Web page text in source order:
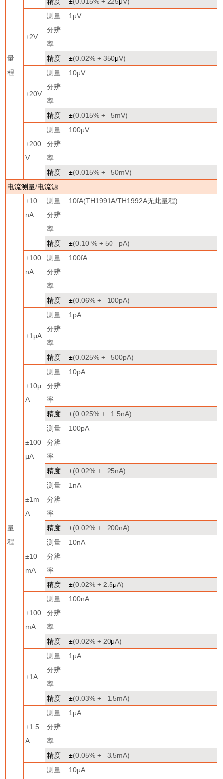
量
程
精度 ±(0.015% + 225μV)
±2V
测量
分辨
率
1μV
精度 ±(0.02% + 350μV)
±20V
测量
分辨
率
10μV
精度 ±(0.015% + 5mV)
±200
V
测量
分辨
率
100μV
精度 ±(0.015% + 50mV)
电流测量/电流源
量
程
±10
nA
测量
分辨
率
10fA(TH1991A/TH1992A无此量程)
精度 ±(0.10 % + 50 pA)
±100
nA
测量
分辨
率
100fA
精度 ±(0.06% + 100pA)
±1μA
测量
分辨
率
1pA
精度 ±(0.025% + 500pA)
±10μ
A
测量
分辨
率
10pA
精度 ±(0.025% + 1.5nA)
±100
μA
测量
分辨
率
100pA
精度 ±(0.02% + 25nA)
±1m
A
测量
分辨
率
1nA
精度 ±(0.02% + 200nA)
±10
mA
测量
分辨
率
10nA
精度 ±(0.02% + 2.5μA)
±100
mA
测量
分辨
率
100nA
精度 ±(0.02% + 20μA)
±1A
测量
分辨
率
1μA
精度 ±(0.03% + 1.5mA)
±1.5
A
测量
分辨
率
1μA
精度 ±(0.05% + 3.5mA)
测量
10μA